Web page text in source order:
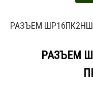
РАЗЪЕМ
РАЗЪЕМ